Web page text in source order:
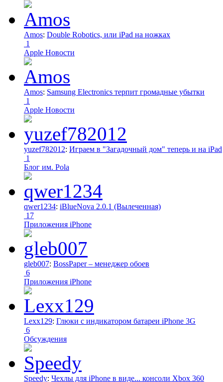
Amos: Double Robotics, или iPad на ножках
1
Apple Новости
Amos: Samsung Electronics терпит громадные убытки
1
Apple Новости
yuzef782012: Играем в "Загадочный дом" теперь и на iPad
1
Блог им. Pola
qwer1234: iBlueNova 2.0.1 (Вылеченная)
17
Приложения iPhone
gleb007: BossPaper – менеджер обоев
6
Приложения iPhone
Lexx129: Глюки с индикатором батареи iPhone 3G
6
Обсуждения
Speedy: Чехлы для iPhone в виде... консоли Xbox 360